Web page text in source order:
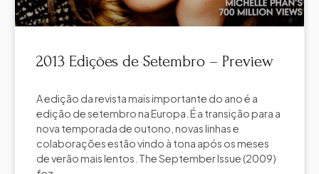
2013 Edições de Setembro – Preview
A edição da revista mais importante do ano é a
edição de setembro na Europa. É a transição para a
nova temporada de outono, novas linhas e
colaborações estão vindo à tona após os meses
de verão mais lentos. The September Issue (2009)